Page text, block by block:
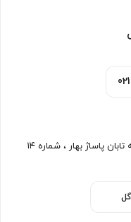
021
پاساژ بهار ، شماره ۱۴